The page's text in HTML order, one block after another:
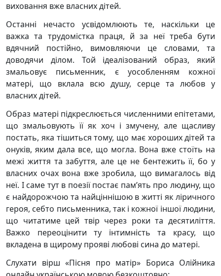
виховання вже власних дітей.
Останні нечасто усвідомлюють те, наскільки це
важка та трудомістка праця, й за неї треба бути
вдячний постійно, вимовляючи це словами, та
доводячи ділом. Той ідеалізований образ, який
змальовує письменник, є уособленням кожної
матері, що вклала всю душу, серце та любов у
власних дітей.
Образ матері підкреслюється численними епітетами,
що змальовують її як хоч і змучену, але щасливу
постать, яка тішиться тому, що має хороших дітей та
онуків, яким дала все, що могла. Вона вже стоїть на
межі життя та забуття, але це не бентежить її, бо у
власних очах вона вже зробила, що вимагалось від
неї. І саме тут в поезії постає пам’ять про людину, що
є найдорожчою та найціннішою в житті як ліричного
героя, себто письменника, так і кожної іншої людини,
що читатиме цей твір через роки та десятиліття.
Важко переоцінити ту інтимність та красу, що
вкладена в щирому прояві любові сина до матері.
Слухати вірш «Пісня про матір» Бориса Олійника